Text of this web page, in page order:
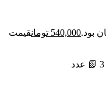
540,000 تومانقیمت